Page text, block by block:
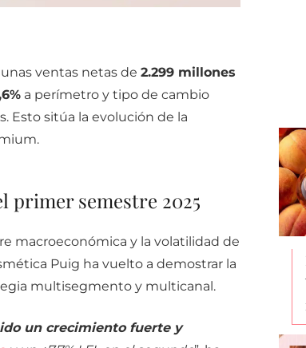
ventas netas de 2.299 millones
a perímetro y tipo de cambio
Esto sitúa la evolución de la
primer semestre 2025
macroeconómica y la volatilidad de
Puig ha vuelto a demostrar la
multisegmento y multicanal.
un crecimiento fuerte y